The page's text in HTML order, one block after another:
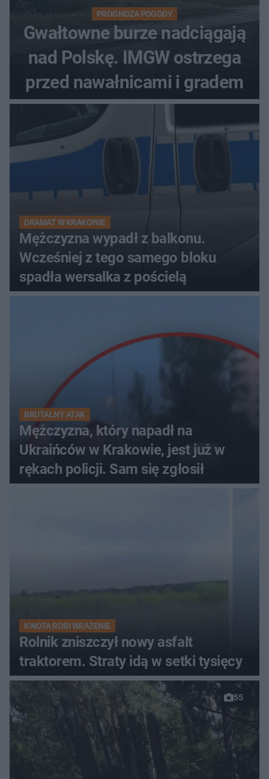
PROGNOZA POGODY
Gwałtowne burze nadciągają
nad Polskę. IMGW ostrzega
przed nawałnicami i gradem
DRAMAT W KRAKOWIE
Mężczyzna wypadł z balkonu.
Wcześniej z tego samego bloku
spadła wersalka z pościelą
BRUTALNY ATAK
Mężczyzna, który napadł na
Ukraińców w Krakowie, jest już w
rękach policji. Sam się zgłosił
KWOTA ROBI WRAŻENIE
Rolnik zniszczył nowy asfalt
traktorem. Straty idą w setki tysięcy
55